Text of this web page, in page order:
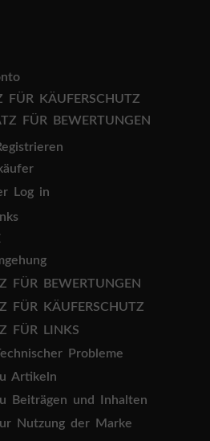
FÜR KÄUFERSCHUTZ
FÜR BEWERTUNGEN
Log in
FÜR BEWERTUNGEN
FÜR KÄUFERSCHUTZ
FÜR LINKS
Probleme
Artikeln
Beiträgen und Inhalten
Nutzung der Marke